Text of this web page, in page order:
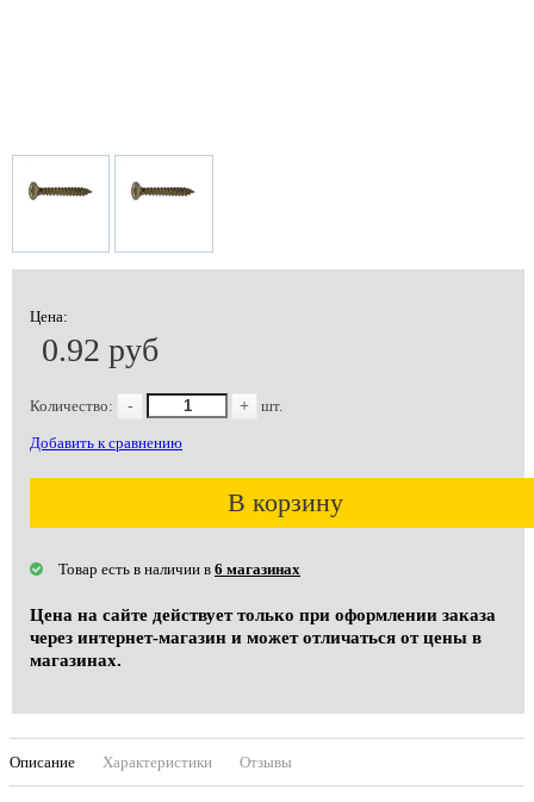
Цена:
0.92 руб
Количество: - + шт.
Добавить к сравнению
В корзину
Товар есть в наличии в 6 магазинах
Цена на сайте действует только при оформлении заказа
через интернет-магазин и может отличаться от цены в
магазинах.
Описание Характеристики Отзывы